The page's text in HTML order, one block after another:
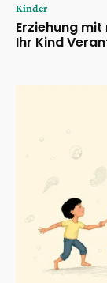
Kinder
Erziehung
Ihr Kind